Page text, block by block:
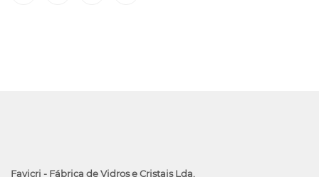
Favicri - Fábrica de Vidros e Cristais Lda.